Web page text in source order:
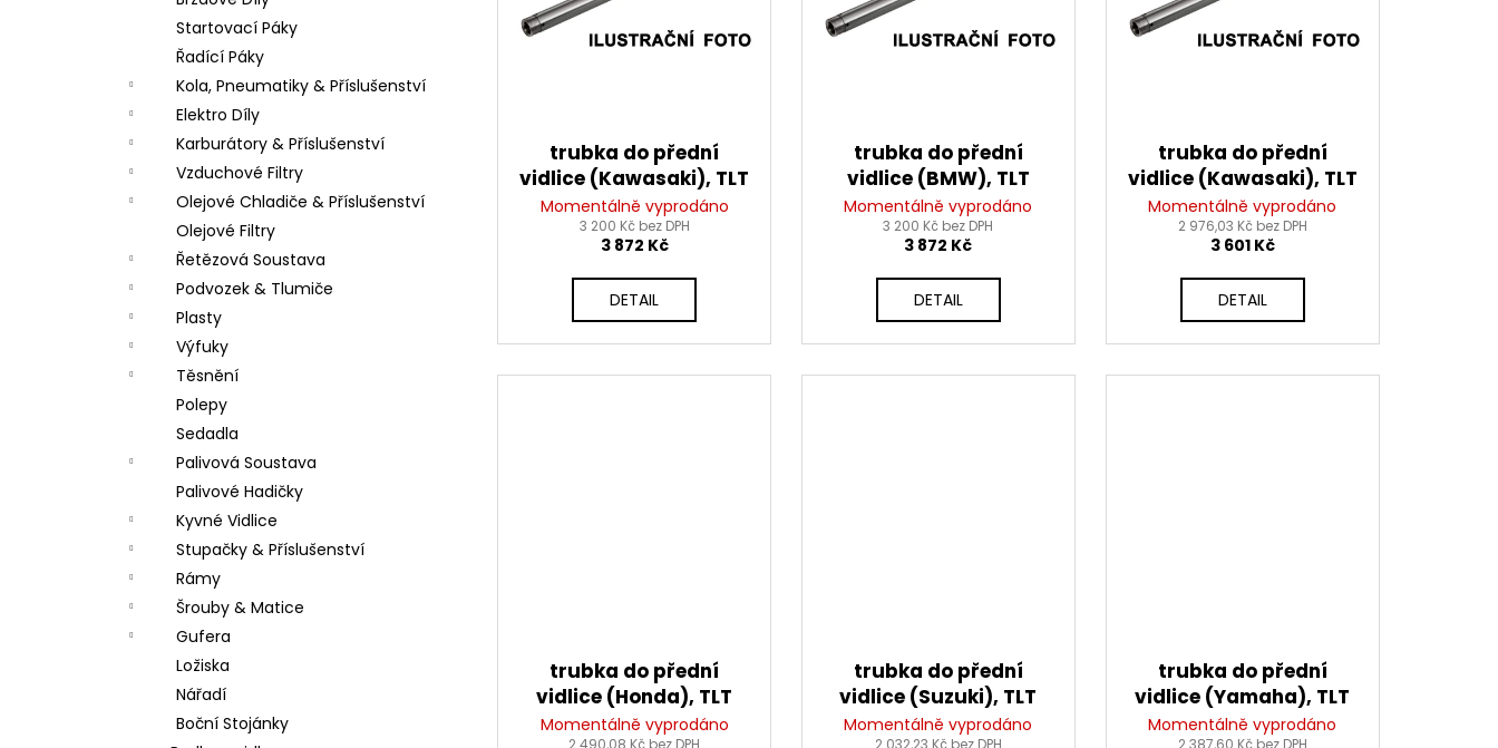
Startovací Páky
Řadící Páky
Kola, Pneumatiky & Příslušenství
Elektro Díly
Karburátory & Příslušenství
Vzduchové Filtry
Olejové Chladiče & Příslušenství
Olejové Filtry
Řetězová Soustava
Podvozek & Tlumiče
Plasty
Výfuky
Těsnění
Polepy
Sedadla
Palivová Soustava
Palivové Hadičky
Kyvné Vidlice
Stupačky & Příslušenství
Rámy
Šrouby & Matice
Gufera
Ložiska
Nářadí
Boční Stojánky
trubka do přední
vidlice (Kawasaki), TLT
Momentálně vyprodáno
3 200 Kč bez DPH
3 872 Kč
DETAIL
trubka do přední
vidlice (BMW), TLT
Momentálně vyprodáno
3 200 Kč bez DPH
3 872 Kč
DETAIL
trubka do přední
vidlice (Kawasaki), TLT
Momentálně vyprodáno
2 976,03 Kč bez DPH
3 601 Kč
DETAIL
trubka do přední
vidlice (Honda), TLT
Momentálně vyprodáno
2 490,08 Kč bez DPH
trubka do přední
vidlice (Suzuki), TLT
Momentálně vyprodáno
2 032,23 Kč bez DPH
trubka do přední
vidlice (Yamaha), TLT
Momentálně vyprodáno
2 387,60 Kč bez DPH
LOŽISKO KOLA 6202 2RS STOMP,
DEMONX ,WPB
PITBIKE BRZDOVÁ PÁČKA WPB RACE
320 Kč
PITBIKE DUŠE ZADNÍ 14 PALCŮ
210 Kč